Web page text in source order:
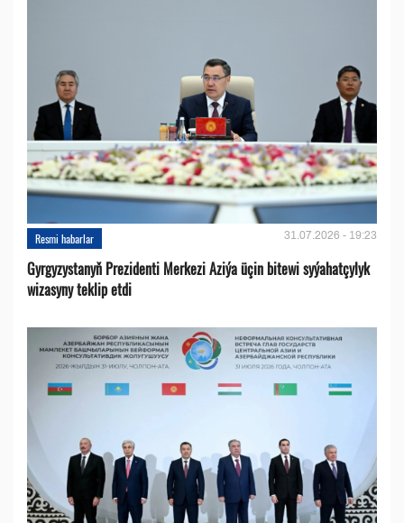
Resmi habarlar 31.07.2026 - 19:23
Gyrgyzystanyň Prezidenti Merkezi Aziýa üçin bitewi syýahatçylyk
wizasyny teklip etdi